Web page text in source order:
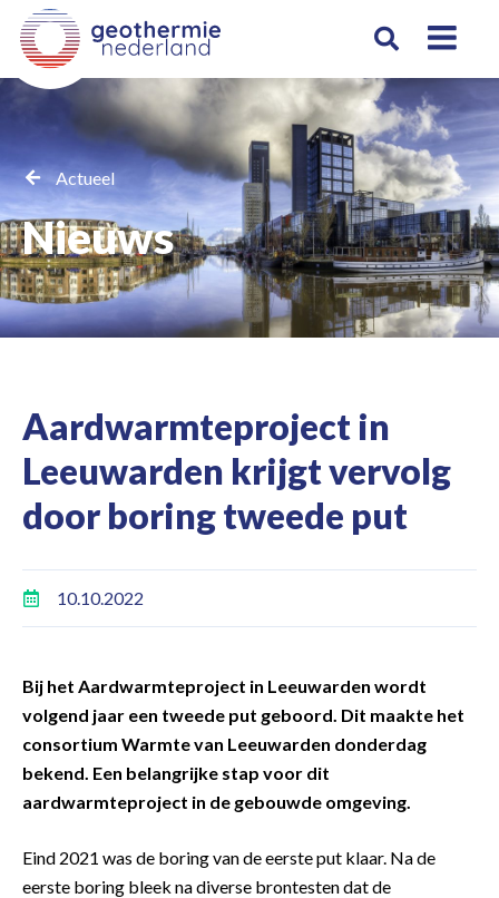
Actueel
Nieuws
Aardwarmteproject in
Leeuwarden krijgt vervolg
door boring tweede put
10.10.2022
Bij het Aardwarmteproject in Leeuwarden wordt
volgend jaar een tweede put geboord. Dit maakte het
consortium Warmte van Leeuwarden donderdag
bekend. Een belangrijke stap voor dit
aardwarmteproject in de gebouwde omgeving.
Eind 2021 was de boring van de eerste put klaar. Na de
eerste boring bleek na diverse brontesten dat de